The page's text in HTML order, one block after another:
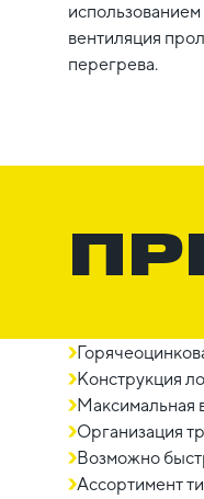
вентиляция
перегрева.
Конструкция
Максимальная
Организация
Возможно
Ассортимент